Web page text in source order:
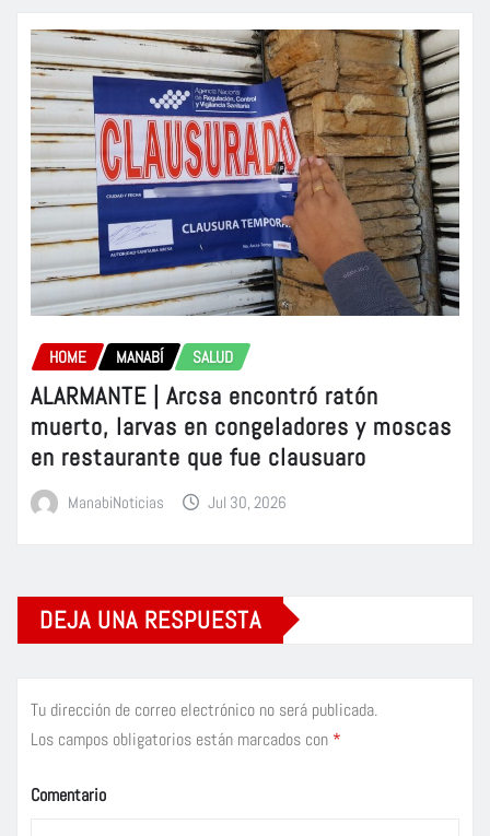
HOME MANABÍ SALUD
ALARMANTE | Arcsa encontró ratón
muerto, larvas en congeladores y moscas
en restaurante que fue clausuaro
ManabiNoticias Jul 30, 2026
DEJA UNA RESPUESTA
Tu dirección de correo electrónico no será publicada.
Los campos obligatorios están marcados con *
Comentario